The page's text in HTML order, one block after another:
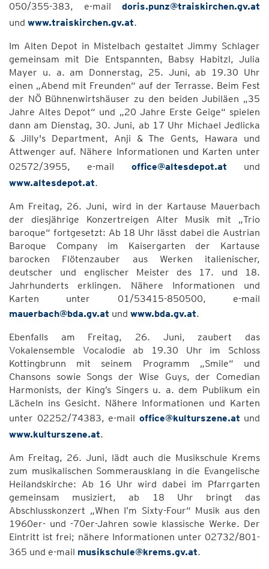
050/355-383, e-mail doris.punz@traiskirchen.gv.at
und www.traiskirchen.gv.at.
Im Alten Depot in Mistelbach gestaltet Jimmy Schlager
gemeinsam mit Die Entspannten, Babsy Habitzl, Julia
Mayer u. a. am Donnerstag, 25. Juni, ab 19.30 Uhr
einen „Abend mit Freunden“ auf der Terrasse. Beim Fest
der NÖ Bühnenwirtshäuser zu den beiden Jubiläen „35
Jahre Altes Depot“ und „20 Jahre Erste Geige“ spielen
dann am Dienstag, 30. Juni, ab 17 Uhr Michael Jedlicka
& Jilly's Department, Anji & The Gents, Hawara und
Attwenger auf. Nähere Informationen und Karten unter
02572/3955, e-mail office@altesdepot.at und
www.altesdepot.at.
Am Freitag, 26. Juni, wird in der Kartause Mauerbach
der diesjährige Konzertreigen Alter Musik mit „Trio
baroque“ fortgesetzt: Ab 18 Uhr lässt dabei die Austrian
Baroque Company im Kaisergarten der Kartause
barocken Flötenzauber aus Werken italienischer,
deutscher und englischer Meister des 17. und 18.
Jahrhunderts erklingen. Nähere Informationen und
Karten unter 01/53415-850500, e-mail
mauerbach@bda.gv.at und www.bda.gv.at.
Ebenfalls am Freitag, 26. Juni, zaubert das
Vokalensemble Vocalodie ab 19.30 Uhr im Schloss
Kottingbrunn mit seinem Programm „Smile“ und
Chansons sowie Songs der Wise Guys, der Comedian
Harmonists, der King’s Singers u. a. dem Publikum ein
Lächeln ins Gesicht. Nähere Informationen und Karten
unter 02252/74383, e-mail office@kulturszene.at und
www.kulturszene.at.
Am Freitag, 26. Juni, lädt auch die Musikschule Krems
zum musikalischen Sommerausklang in die Evangelische
Heilandskirche: Ab 16 Uhr wird dabei im Pfarrgarten
gemeinsam musiziert, ab 18 Uhr bringt das
Abschlusskonzert „When I’m Sixty-Four“ Musik aus den
1960er- und -70er-Jahren sowie klassische Werke. Der
Eintritt ist frei; nähere Informationen unter 02732/801-
365 und e-mail musikschule@krems.gv.at.